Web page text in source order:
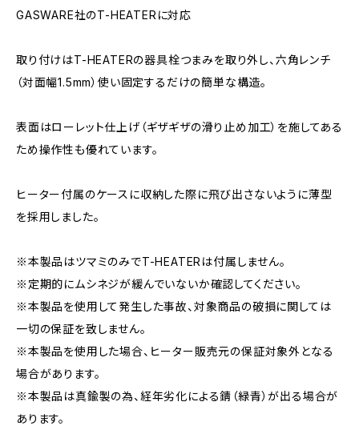
GASWARE社のT-HEATERに対応
取り付けはT-HEATERの器具栓つまみを取り外し、六角レンチ
（対面幅1.5mm）使い固定するだけの簡単な構造。
表面はローレット仕上げ（ギザギザの滑り止め加工）を施してある
ため操作性も優れています。
ヒーター付属のケースに収納した際に飛び出さないように薄型
を採用しました。
※本製品はツマミのみでT-HEATERは付属しません。
※定期的にムシネジが緩んでいないか確認してください。
※本製品を使用して発生した事故、対象商品の破損に関しては
一切の保証を致しません。
※本製品を使用した場合、ヒーター販売元の保証対象外となる
場合があります。
※本製品は真鍮製の為、経年劣化による錆（緑青）が出る場合が
あります。